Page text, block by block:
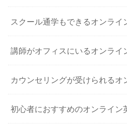
スクール通学もできるオンライ
講師がオフィスにいるオンライ
カウンセリングが受けられるオ
初心者におすすめのオンライン